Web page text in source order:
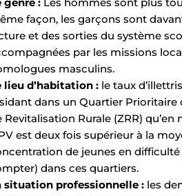
façon, les garçons sont
et des sorties du système
par les missions
masculins.
lieu d’habitation : le taux
dans un Quartier Prioritaire
Revitalisation Rurale (ZRR)
est deux fois supérieur à la
de jeunes en difficulté
dans ces quartiers.
situation professionnelle : les